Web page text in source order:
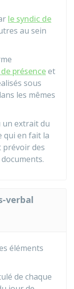
le syndic de
au sein
présenceet
sous
les mêmes
un extrait du
qui en fait la
prévoir des
verbal
éléments
de chaque